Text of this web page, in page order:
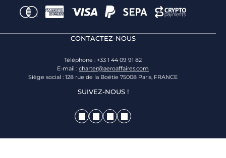
CONTACTEZ-NOUS
Téléphone : +33 1 44 09 91 82
E-mail : charter@aeroaffaires.com
Siège social : 128 rue de la Boétie 75008 Paris, FRANCE
SUIVEZ-NOUS !